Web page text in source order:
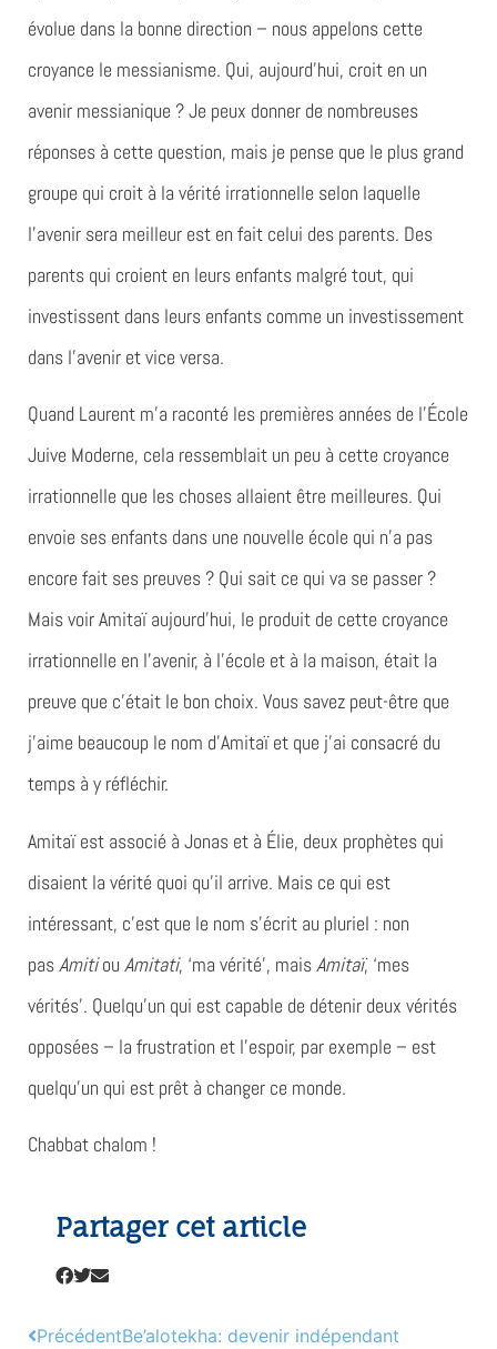
évolue dans la bonne direction – nous appelons cette
croyance le messianisme. Qui, aujourd’hui, croit en un
avenir messianique ? Je peux donner de nombreuses
réponses à cette question, mais je pense que le plus grand
groupe qui croit à la vérité irrationnelle selon laquelle
l’avenir sera meilleur est en fait celui des parents. Des
parents qui croient en leurs enfants malgré tout, qui
investissent dans leurs enfants comme un investissement
dans l’avenir et vice versa.
Quand Laurent m’a raconté les premières années de l’École
Juive Moderne, cela ressemblait un peu à cette croyance
irrationnelle que les choses allaient être meilleures. Qui
envoie ses enfants dans une nouvelle école qui n’a pas
encore fait ses preuves ? Qui sait ce qui va se passer ?
Mais voir Amitaï aujourd’hui, le produit de cette croyance
irrationnelle en l’avenir, à l’école et à la maison, était la
preuve que c’était le bon choix. Vous savez peut-être que
j’aime beaucoup le nom d’Amitaï et que j’ai consacré du
temps à y réfléchir.
Amitaï est associé à Jonas et à Élie, deux prophètes qui
disaient la vérité quoi qu’il arrive. Mais ce qui est
intéressant, c’est que le nom s’écrit au pluriel : non
pas Amitiou Amitati, ‘ma vérité’, mais Amitaï, ‘mes
vérités’. Quelqu’un qui est capable de détenir deux vérités
opposées – la frustration et l’espoir, par exemple – est
quelqu’un qui est prêt à changer ce monde.
Chabbat chalom !
Partager cet article
PrécédentBe’alotekha: devenir indépendant